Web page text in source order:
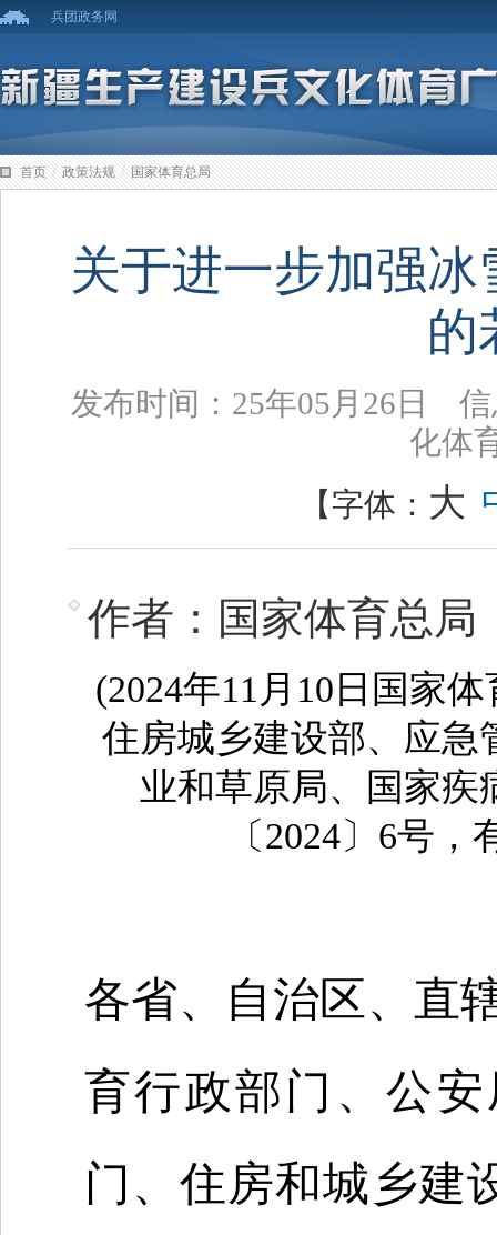
兵团政务网
首页 / 政策法规 / 国家体育总局
关于进一步加强
的
发布时间：25年05月26日
化体
【字体： 大
作者：国家体育总局
(2024年11月10日国家
住房城乡建设部、应急
业和草原局、国家疾
〔2024〕6号
各省、自治区、直
育行政部门、公
门、住房和城乡建